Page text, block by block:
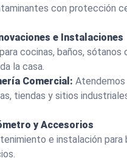
con protección
e Instalaciones
cocinas, baños, sótanos
la casa.
Comercial: Atendemos
tiendas y sitios
y Accesorios
e instalación para